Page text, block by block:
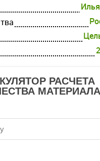
РАСЧЕТА
МАТЕРИАЛА